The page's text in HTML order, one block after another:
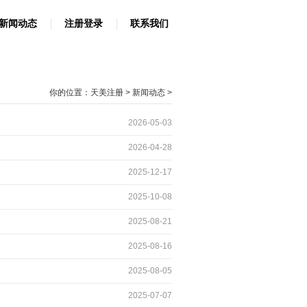
闻动态 注册登录 联系我们
你的位置： 天美注册> 新闻动态>
2026-05-03
2026-04-28
2025-12-17
2025-10-08
2025-08-21
2025-08-16
2025-08-05
2025-07-07